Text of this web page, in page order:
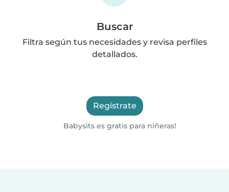
Buscar
Filtra según tus necesidades y revisa perfiles
detallados.
Regístrate
Babysits es gratis para niñeras!